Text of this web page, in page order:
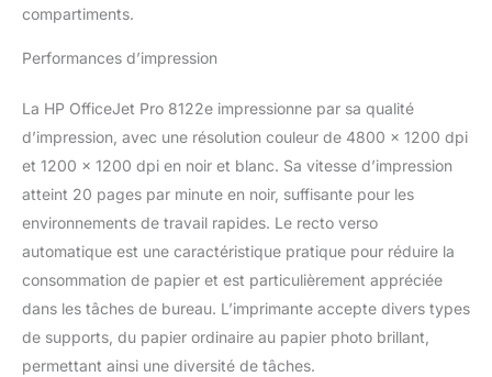
: Wifi, Ethernet, USB 2.0,
AirPrint Eligible Instant
d’impression qui vous
fait économiser sur
l’encre. Vos cartouches
HP livrées chez vous
sans avoir à y penser,
avant de tomber à court
d’encre. En plus, Instant
Ink est modulable et
sans engagement
compartiments.
Performances d’impression
La HP OfficeJet Pro 8122e impressionne par sa qualité
d’impression, avec une résolution couleur de 4800 x 1200 dpi
et 1200 x 1200 dpi en noir et blanc. Sa vitesse d’impression
atteint 20 pages par minute en noir, suffisante pour les
environnements de travail rapides. Le recto verso
automatique est une caractéristique pratique pour réduire la
consommation de papier et est particulièrement appréciée
dans les tâches de bureau. L’imprimante accepte divers types
de supports, du papier ordinaire au papier photo brillant,
permettant ainsi une diversité de tâches.